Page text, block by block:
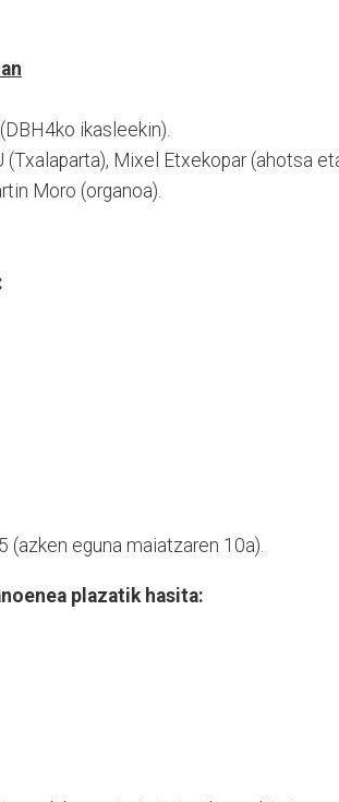
ikasleekin).
Mixel Etxekopar (ahotsa
Moro (organoa).
eguna maiatzaren 10a).
plazatik hasita: